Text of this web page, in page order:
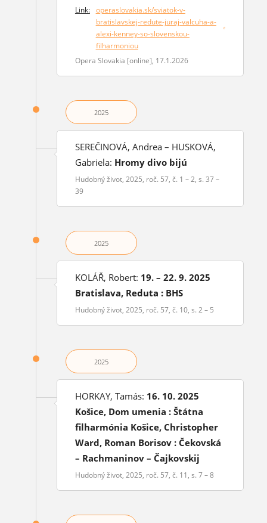
Link: operaslovakia.sk/sviatok-v-
bratislavskej-redute-juraj-valcuha-a-
alexi-kenney-so-slovenskou-
filharmoniou
(otvorí sa v novom okne)
Opera Slovakia [online], 17.1.2026
2025
SEREČINOVÁ, Andrea – HUSKOVÁ,
Gabriela: Hromy divo bijú
Hudobný život, 2025, roč. 57, č. 1 – 2, s. 37 –
39
2025
KOLÁŘ, Robert: 19. – 22. 9. 2025
Bratislava, Reduta : BHS
Hudobný život, 2025, roč. 57, č. 10, s. 2 – 5
2025
HORKAY, Tamás: 16. 10. 2025
Košice, Dom umenia : Štátna
filharmónia Košice, Christopher
Ward, Roman Borisov : Čekovská
– Rachmaninov – Čajkovskij
Hudobný život, 2025, roč. 57, č. 11, s. 7 – 8